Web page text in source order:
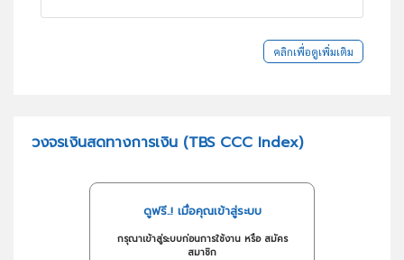
คลิกเพื่อดูเพิ่มเติม
วงจรเงินสดทางการเงิน (TBS CCC Index)
ดูฟรี..! เมื่อคุณเข้าสู่ระบบ
กรุณาเข้าสู่ระบบก่อนการใช้งาน หรือ สมัคร
สมาชิก